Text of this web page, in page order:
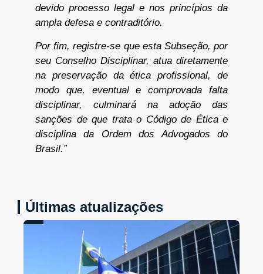
devido processo legal e nos princípios da
ampla defesa e contraditório.
Por fim, registre-se que esta Subseção, por
seu Conselho Disciplinar, atua diretamente
na preservação da ética profissional, de
modo que, eventual e comprovada falta
disciplinar, culminará na adoção das
sanções de que trata o Código de Ética e
disciplina da Ordem dos Advogados do
Brasil.”
Últimas atualizações